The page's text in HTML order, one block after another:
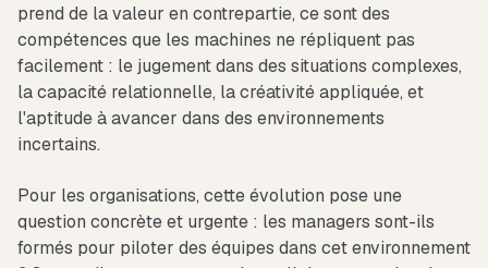
prend de la valeur en contrepartie, ce sont des
compétences que les machines ne répliquent pas
facilement : le jugement dans des situations complexes,
la capacité relationnelle, la créativité appliquée, et
l'aptitude à avancer dans des environnements
incertains.
Pour les organisations, cette évolution pose une
question concrète et urgente : les managers sont-ils
formés pour piloter des équipes dans cet environnement